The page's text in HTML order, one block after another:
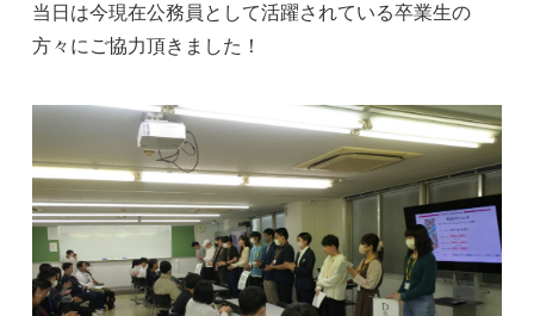
当日は今現在公務員として活躍されている卒業生の
方々にご協力頂きました！